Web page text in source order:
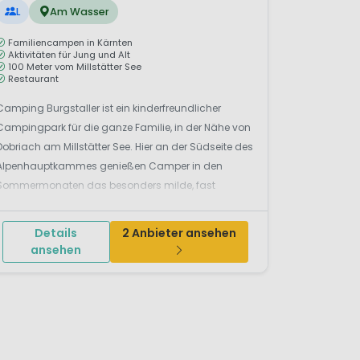
L Am Wasser
Familiencampen in Kärnten
Aktivitäten für Jung und Alt
100 Meter vom Millstätter See
Restaurant
Burgstaller ist ein kinderfreundlicher
für die ganze Familie, in der Nähe von
am Millstätter See. Hier an der Südseite des
genießen Camper in den
das besonders milde, fast
an den Millstätter See zieht. E...
Details
ansehen
2 Anbieter ansehen